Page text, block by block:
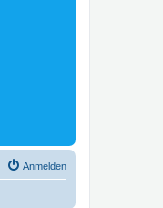
Anmelden